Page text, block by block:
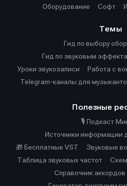
Оборудование
Софт
Темы
Гид по выбору
Гид по звуковым
Уроки звукозаписи
Работа с
Telegram-каналы для
Полезные
🎙️ Подкаст
Источники информации
🎁 Бесплатные VST
Звуковые
Таблица звуковых частот
Справочник аккордов